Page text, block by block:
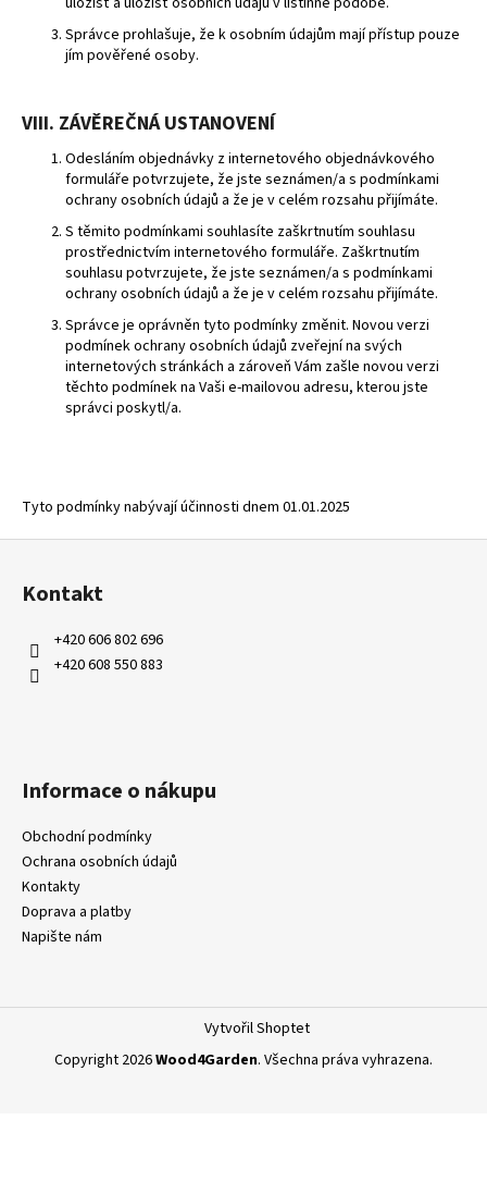
Správce prohlašuje, že k osobním údajům mají přístup pouze
jím pověřené osoby.
VIII. ZÁVĚREČNÁ USTANOVENÍ
Odesláním objednávky z internetového objednávkového
formuláře potvrzujete, že jste seznámen/a s podmínkami
ochrany osobních údajů a že je v celém rozsahu přijímáte.
S těmito podmínkami souhlasíte zaškrtnutím souhlasu
prostřednictvím internetového formuláře. Zaškrtnutím
souhlasu potvrzujete, že jste seznámen/a s podmínkami
ochrany osobních údajů a že je v celém rozsahu přijímáte.
Správce je oprávněn tyto podmínky změnit. Novou verzi
podmínek ochrany osobních údajů zveřejní na svých
internetových stránkách a zároveň Vám zašle novou verzi
těchto podmínek na Vaši e-mailovou adresu, kterou jste
správci poskytl/a.
Tyto podmínky nabývají účinnosti dnem 01.01.2025
Z
Kontakt
+420 606 802 696
+420 608 550 883
Informace o nákupu
Obchodní podmínky
Ochrana osobních údajů
Kontakty
Doprava a platby
Napište nám
Vytvořil Shoptet
Copyright 2026Wood4Garden. Všechna práva vyhrazena.